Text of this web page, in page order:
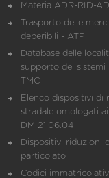
Materia ADR-RID-
Trasporto delle merci
deperibili - ATP
Database delle
supporto dei sistemi
TMC
Elenco dispositivi di
stradale omologati ai
DM 21.06.04
Dispositivi riduzioni
particolato
Codici